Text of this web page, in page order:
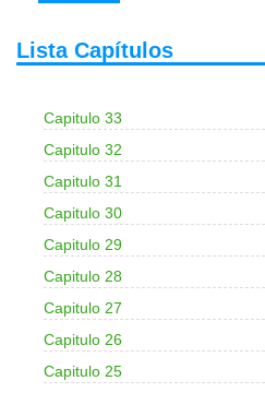
Lista Capítulos
Capitulo 33
Capitulo 32
Capitulo 31
Capitulo 30
Capitulo 29
Capitulo 28
Capitulo 27
Capitulo 26
Capitulo 25